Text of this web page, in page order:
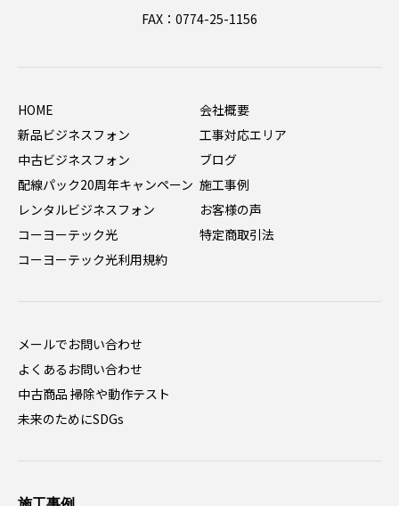
FAX：0774-25-1156
HOME
新品ビジネスフォン
中古ビジネスフォン
配線パック20周年キャンペーン
レンタルビジネスフォン
コーヨーテック光
コーヨーテック光利用規約
会社概要
工事対応エリア
ブログ
施工事例
お客様の声
特定商取引法
メールでお問い合わせ
よくあるお問い合わせ
中古商品 掃除や動作テスト
未来のためにSDGs